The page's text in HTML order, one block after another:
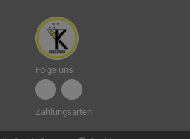
Folge uns
Zahlungsarten